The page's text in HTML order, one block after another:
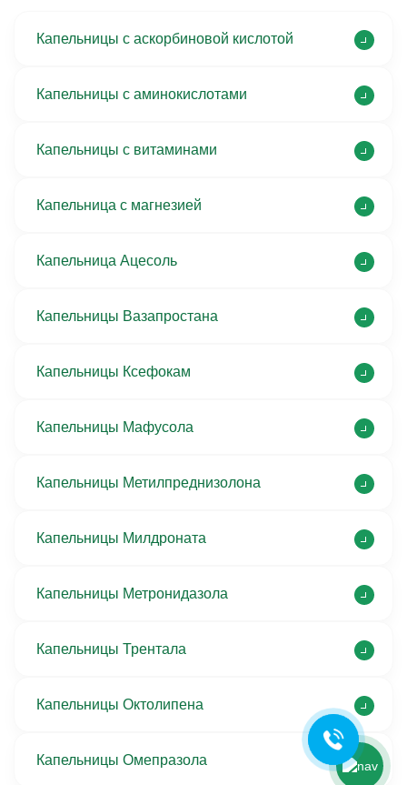
вам. Напишите мне, если у
Капельницы с аскорбиновой кислотой
Капельницы с аминокислотами
Капельницы с витаминами
Капельница с магнезией
Капельница Ацесоль
Капельницы Вазапростана
Капельницы Ксефокам
Капельницы Мафусола
Капельницы Метилпреднизолона
Капельницы Милдроната
Капельницы Метронидазола
Капельницы Трентала
Капельницы Октолипена
Капельницы Омепразола